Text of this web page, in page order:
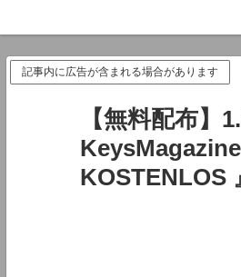
記事内に広告が含まれる場合があります
【無料配布
KOSTENLOS